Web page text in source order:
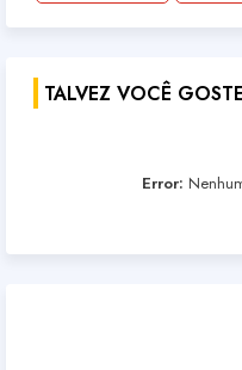
TALVEZ VOCÊ GOSTE
Error: